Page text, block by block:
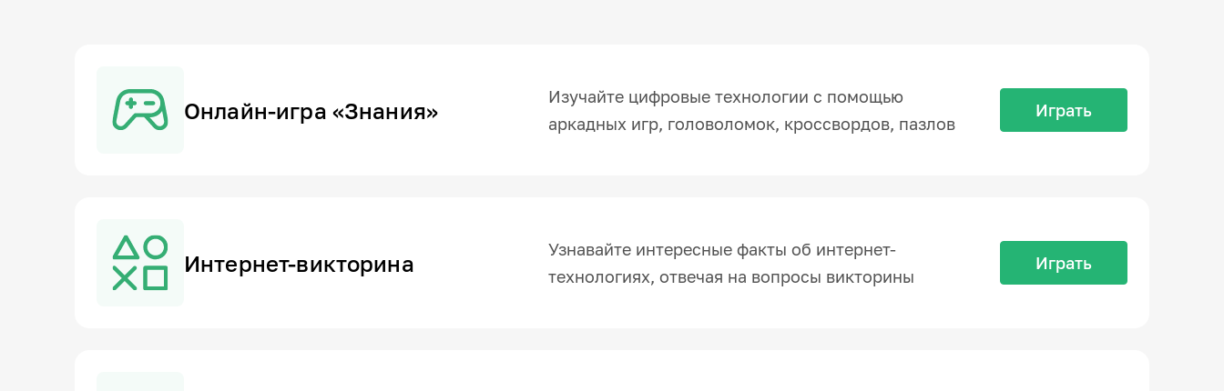
Онлайн-игра «Знания»
Изучайте цифровые технологии с помощью
аркадных игр, головоломок, кроссвордов, пазлов
Играть
Интернет-викторина
Узнавайте интересные факты об интернет-
технологиях, отвечая на вопросы викторины
Играть